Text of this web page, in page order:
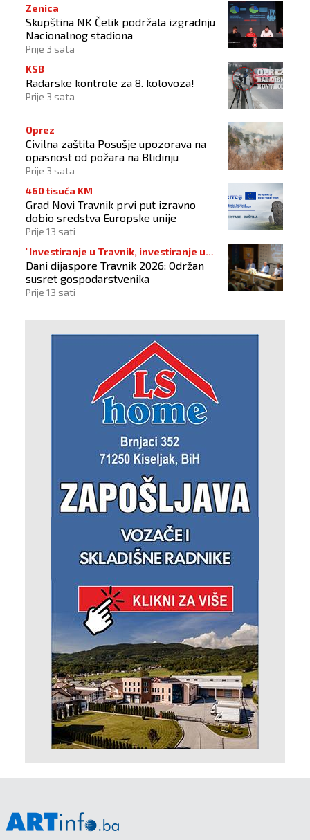
Zenica
Skupština NK Čelik podržala izgradnju
Nacionalnog stadiona
Prije 3 sata
KSB
Radarske kontrole za 8. kolovoza!
Prije 3 sata
Oprez
Civilna zaštita Posušje upozorava na
opasnost od požara na Blidinju
Prije 3 sata
460 tisuća KM
Grad Novi Travnik prvi put izravno
dobio sredstva Europske unije
Prije 13 sati
"Investiranje u Travnik, investiranje u
budućnost"
Dani dijaspore Travnik 2026: Održan
susret gospodarstvenika
Prije 13 sati